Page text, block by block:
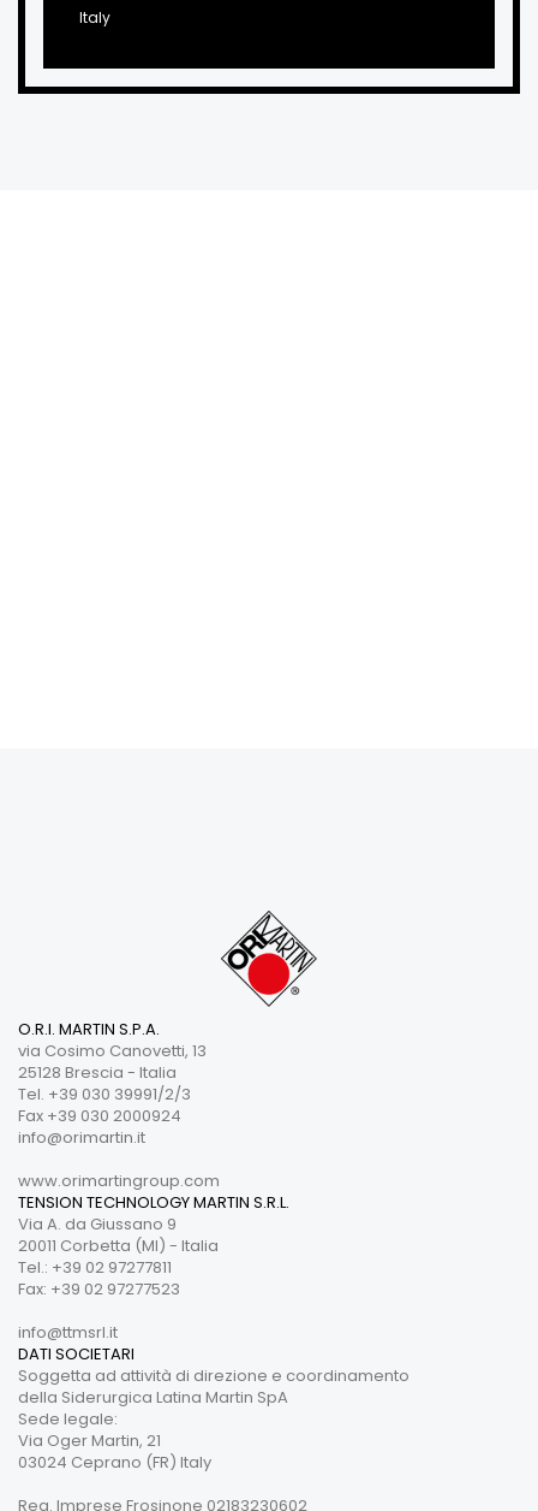
Italy
O.R.I. MARTIN S.P.A.
via Cosimo Canovetti, 13
25128 Brescia - Italia
Tel. +39 030 39991/2/3
Fax +39 030 2000924
info@orimartin.it
www.orimartingroup.com
TENSION TECHNOLOGY MARTIN S.R.L.
Via A. da Giussano 9
20011 Corbetta (MI) - Italia
Tel.: +39 02 97277811
Fax: +39 02 97277523
info@ttmsrl.it
DATI SOCIETARI
Soggetta ad attività di direzione e coordinamento
della Siderurgica Latina Martin SpA
Sede legale:
Via Oger Martin, 21
03024 Ceprano (FR) Italy
Reg. Imprese Frosinone 02183230602